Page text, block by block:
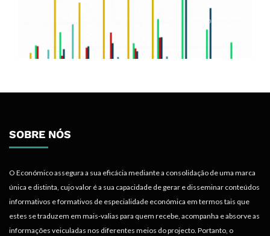
SOBRE NÓS
O Económico assegura a sua eficácia mediante a consolidação de uma marca
única e distinta, cujo valor é a sua capacidade de gerar e disseminar conteúdos
informativos e formativos de especialidade económica em termos tais que
estes se traduzem em mais-valias para quem recebe, acompanha e absorve as
informações veiculadas nos diferentes meios do projecto. Portanto, o